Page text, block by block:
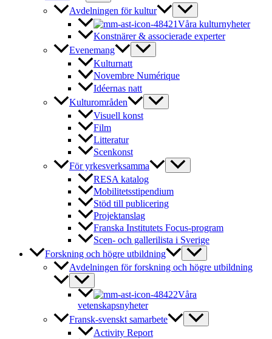
Avdelningen för kultur
Våra kulturnyheter
Konstnärer & associerade experter
Evenemang
Kulturnatt
Novembre Numérique
Idéernas natt
Kulturområden
Visuell konst
Film
Litteratur
Scenkonst
För yrkesverksamma
RESA katalog
Mobilitetsstipendium
Stöd till publicering
Projektanslag
Franska Institutets Focus-program
Scen- och gallerilista i Sverige
Forskning och högre utbildning
Avdelningen för forskning och högre utbildning
Våra
vetenskapsnyheter
Fransk-svenskt samarbete
Activity Report